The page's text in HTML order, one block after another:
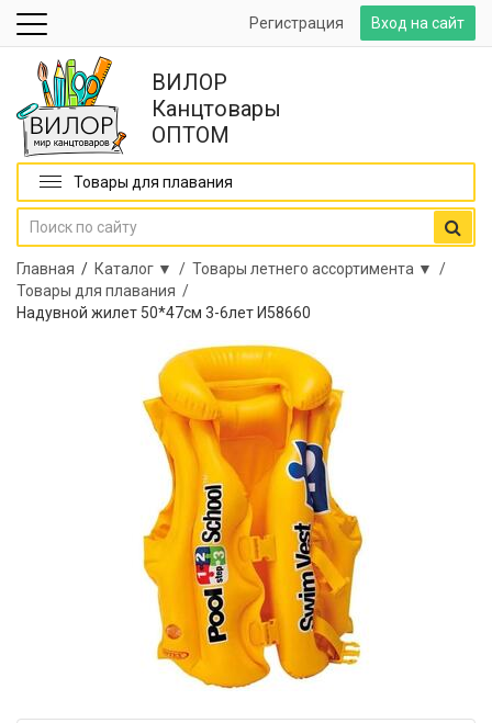
Вход на сайт
Регистрация
ВИЛОР
Канцтовары
ОПТОМ
Товары для плавания
Главная / Каталог ▼ / Товары летнего ассортимента ▼ /
Товары для плавания /
Надувной жилет 50*47см 3-6лет И58660